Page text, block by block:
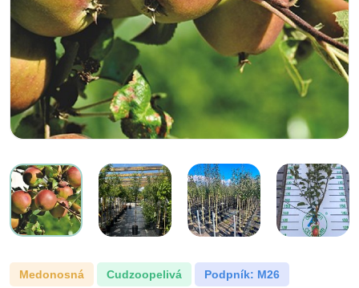
Medonosná cudzoopelivá Podpník: M26